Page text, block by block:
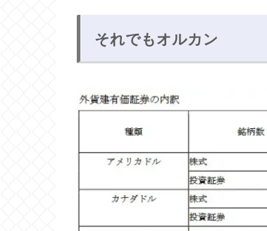
それでもオルカン